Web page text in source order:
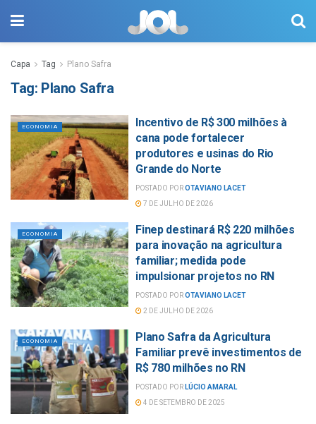
Capa Tag Plano Safra
Tag: Plano Safra
ECONOMIA
Incentivo de R$ 300 milhões à
cana pode fortalecer
produtores e usinas do Rio
Grande do Norte
POSTADO POROTAVIANO LACET
7 DE JULHO DE 2026
ECONOMIA
Finep destinará R$ 220 milhões
para inovação na agricultura
familiar; medida pode
impulsionar projetos no RN
POSTADO POROTAVIANO LACET
2 DE JULHO DE 2026
ECONOMIA
Plano Safra da Agricultura
Familiar prevê investimentos de
R$ 780 milhões no RN
POSTADO POR LÚCIO AMARAL
4 DE SETEMBRO DE 2025